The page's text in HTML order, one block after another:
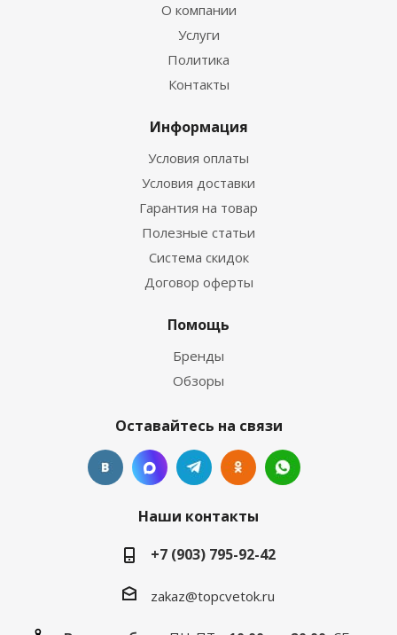
О компании
Услуги
Политика
Контакты
Информация
Условия оплаты
Условия доставки
Гарантия на товар
Полезные статьи
Система скидок
Договор оферты
Помощь
Бренды
Обзоры
Оставайтесь на связи
Наши контакты
+7 (903) 795-92-42
zakaz@topcvetok.ru